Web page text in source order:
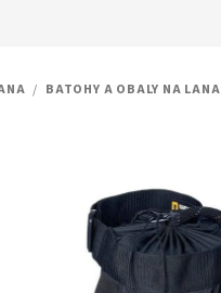
/ BATOHY A OBALY NA LANA